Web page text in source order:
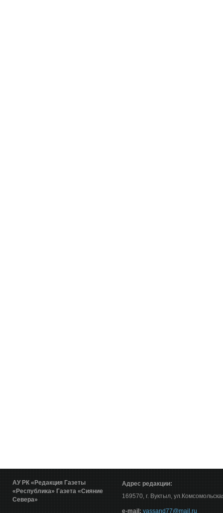
АУ РК «Редакция Газеты
«Республика» Газета «Сияние
Севера»
Адрес редакции:
169570, г. Вуктыл,
е-mail: vassand77@mail.ru